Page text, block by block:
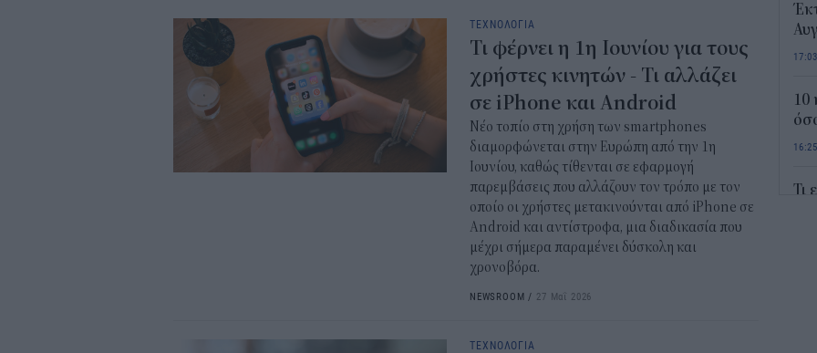
ΤΕΧΝΟΛΟΓΙΑ
Τι φέρνει η 1η Ιουνίου για τους
χρήστες κινητών - Τι αλλάζει
σε iPhone και Android
Νέο τοπίο στη χρήση των smartphones
διαμορφώνεται στην Ευρώπη από την 1η
Ιουνίου, καθώς τίθενται σε εφαρμογή
παρεμβάσεις που αλλάζουν τον τρόπο με τον
οποίο οι χρήστες μετακινούνται από iPhone σε
Android και αντίστροφα, μια διαδικασία που
μέχρι σήμερα παραμένει δύσκολη και
χρονοβόρα.
NEWSROOM / 27 Μαΐ 2026
ΤΕΧΝΟΛΟΓΙΑ
17:03
10
16:25
Τι